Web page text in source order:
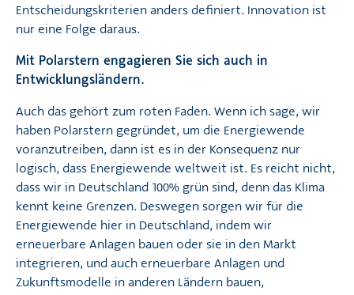
Entscheidungskriterien anders definiert. Innovation ist
nur eine Folge daraus.
Mit Polarstern engagieren Sie sich auch in
Entwicklungsländern.
Auch das gehört zum roten Faden. Wenn ich sage, wir
haben Polarstern gegründet, um die Energiewende
voranzutreiben, dann ist es in der Konsequenz nur
logisch, dass Energiewende weltweit ist. Es reicht nicht,
dass wir in Deutschland 100% grün sind, denn das Klima
kennt keine Grenzen. Deswegen sorgen wir für die
Energiewende hier in Deutschland, indem wir
erneuerbare Anlagen bauen oder sie in den Markt
integrieren, und auch erneuerbare Anlagen und
Zukunftsmodelle in anderen Ländern bauen,